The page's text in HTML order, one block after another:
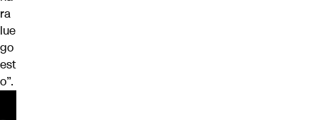
ra
lue
go
est
o”.